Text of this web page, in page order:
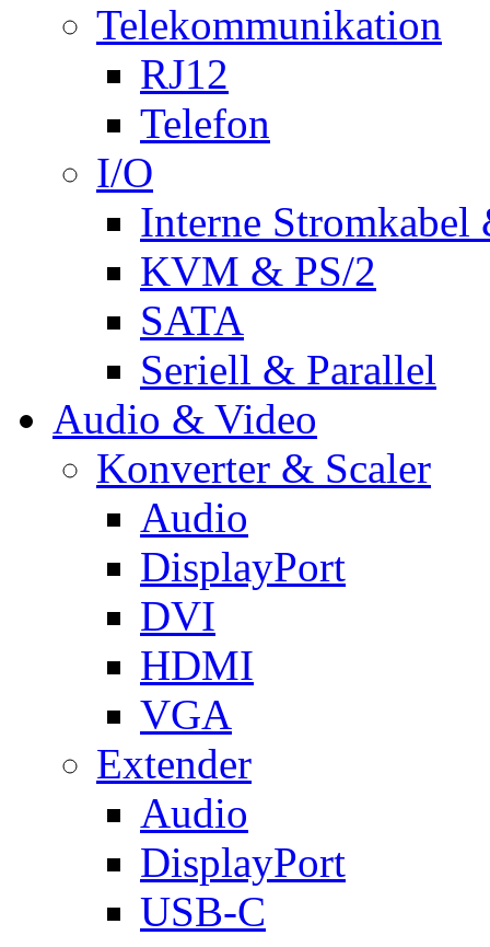
Telekommunikation
RJ12
Telefon
I/O
Interne Stromkabel
KVM & PS/2
SATA
Seriell & Parallel
Audio & Video
Konverter & Scaler
Audio
DisplayPort
DVI
HDMI
VGA
Extender
Audio
DisplayPort
USB-C